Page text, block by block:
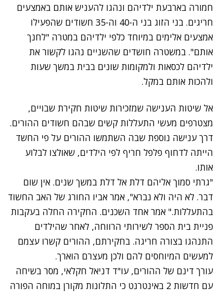
חמורה בארבעת ילדיהם ונהגו להעניש אותם באמצעים
חריגים. בני הזוג בני ה-40 וה-35 חשודים שהפעילו
אמצעים אלימים במיוחד כלפי ילדיהם במטרה "לחנך
אותם". במשטרה חושדים שהשניים נהגו לקשור את
ילדיהם לכסאות ולמקומות שונים בבית במשך שעות
ולהכות אותם במקל.
נסה שוב
אל שיטות הענישה שמזכירות שיטות חקירת שבויים,
מצטרפים מעשי התעללות קשים שבהם חשודים ההורים.
דרך ענישה נוספת שבה השתמשו ההורים על פי החשד
הייתה לדחוף פלפל חריף לפי הילדים, שאולצו לבלוע
אותו.
"גרתי סמוך אליהם דלת אל דלת במשך שנים. אין שום
דבר. לא היה ולא נברא", אמר אביו החורג של האב החשוד
בהתעללות." אמר אחד השכנים. החקירה החלה בעקבות
פניית בית הספר לשירותי הרווחה, לאחר שהילדים
התנהגו בצורה חריגה. בחקירתם, ההורים קשרו עצמם
למעשים המיוחסים להם ולכן מעצרם הוארך.
עורך דינם של ההורים, עו"ד דניאל חקלאי, מסר בשיחה
עם חדשות 2 באינטרנט כי התלונות מקורן במוחה הפורה